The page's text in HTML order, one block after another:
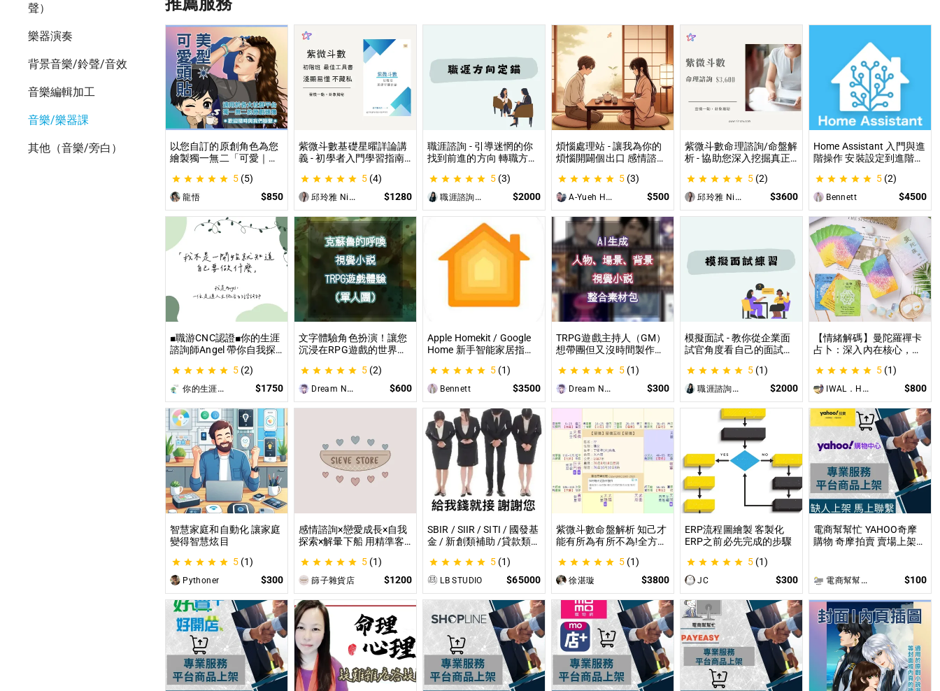
聲）
樂器演奏
背景音樂/鈴聲/音效
音樂編輯加工
音樂/樂器課
其他（音樂/旁白）
以您自訂的原創角色為您
繪製獨一無二「可愛｜美
業繪師將繪製1張可自行
指定「表情」和「動作」
的理想頭貼！
5 (5)
龍悟 $850
紫微斗數基礎星曜詳論講
義 - 初學者入門學習指南
道自己的命宮？初學者自
學最佳工具書，淺顯易懂
不藏私！
5 (4)
邱玲雅 Nina $1280
職涯諮詢 - 引導迷惘的你
找到前進的方向 轉職方向
職場問題、offer選擇評估
5 (3)
職涯諮詢師 阿紫 $2000
煩惱處理站 - 讓我為你的
煩惱開闢個出口 感情諮
惱、內心的煩惱各方面都
可以談
5 (3)
A-Yueh Huang $500
紫微斗數命理諮詢/命盤解
析 - 協助您深入挖掘真正
讓我們的努力更有價值 活
出璀璨一生
5 (2)
邱玲雅 Nina $3600
Home Assistant 入門與進
階操作 安裝設定到進階自
答，打造專屬的智能家居
5 (2)
Bennett $4500
■職游CNC認證■你的生涯
諮詢師Angel 帶你自我探
索&職涯諮詢 | 🌳心理所碩
士 生涯諮詢師 Angel 為你
服務😊
5 (2)
你的生涯導航諮詢師Angel $1750
文字體驗角色扮演！讓您
沉浸在RPG遊戲的世界！
喚（單人團）！ 這是一個
為想體驗桌上型角色扮演
遊戲（TRPG）的玩家所
開設的體驗項目。
5 (2)
Dream Night Butterfly $600
Apple Homekit / Google
Home 新手智能家居指
從生態系選擇到設備挑
選，專家在線解答，輕鬆
打造理想的智慧生活
5 (1)
Bennett $3500
TRPG遊戲主持人（GM）
想帶團但又沒時間製作素
理吧！ 這是為使用
CCFOLIA的TRPG主持人
（GM）們所開設的項
目，主要是為了讓主持人
能少準備一些東西。
5 (1)
Dream Night Butterfly $300
模擬面試 - 教你從企業面
試官角度看自己的面試表
學、目標職缺討論
5 (1)
職涯諮詢師 阿紫 $2000
【情緒解碼】曼陀羅禪卡
占卜：深入內在核心，為
只占卜，更解決問題｜曼
陀羅禪卡情緒解析，打破
人生卡關循環
5 (1)
IWAL．HANI $800
智慧家庭和自動化 讓家庭
變得智慧炫目
5 (1)
Pythoner $300
感情諮詢×戀愛成長×自我
探索×解暈下船 用精準客
｜給予最真實的建議
5 (1)
篩子雜貨店 $1200
SBIR / SIIR / SITI / 國發基
金 / 新創類補助 /貸款類
SIIR / SITI / 國發基金 / 新
創類補助 /貸款類計畫等
企劃書撰寫
5 (1)
LB STUDIO $65000
紫微斗數命盤解析 知己才
能有所為有所不為!全方位
5 (1)
徐湛璇 $3800
ERP流程圖繪製 客製化
ERP之前必先完成的步驟
5 (1)
JC $300
電商幫幫忙 YAHOO奇摩
購物 奇摩拍賣 賣場上架
電商幫幫忙(電商平台代營運/電商上架/運營策略/網路行銷) $100